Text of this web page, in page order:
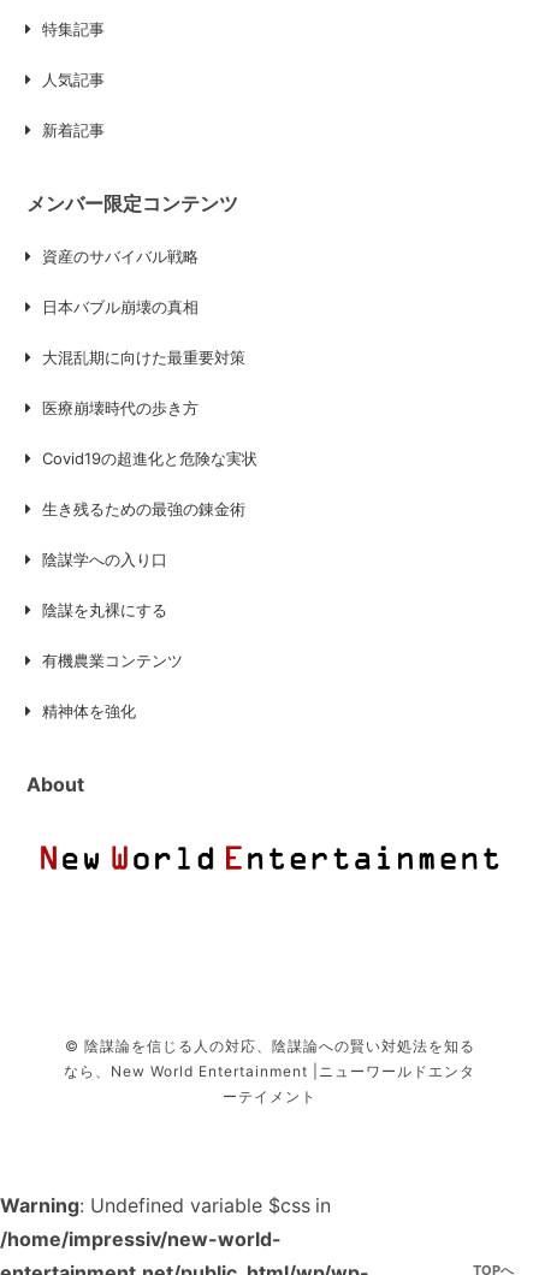
特集記事
人気記事
新着記事
メンバー限定コンテンツ
資産のサバイバル戦略
日本バブル崩壊の真相
大混乱期に向けた最重要対策
医療崩壊時代の歩き方
Covid19の超進化と危険な実状
生き残るための最強の錬金術
陰謀学への入り口
陰謀を丸裸にする
有機農業コンテンツ
精神体を強化
About
TOPへ
© 陰謀論を信じる人の対応、陰謀論への賢い対処法を知る
なら、New World Entertainment |ニューワールドエンタ
ーテイメント
Warning: Undefined variable $css in
/home/impressiv/new-world-